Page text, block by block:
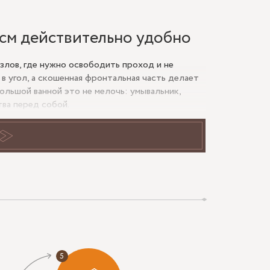
действительно удобно
где нужно освободить проход и не
а скошенная фронтальная часть делает
ванной это не мелочь: умывальник,
перед собой.
точность геометрии. Если стены имеют завал
работать хуже: дверь может идти
от стекла, но и от качества замера.